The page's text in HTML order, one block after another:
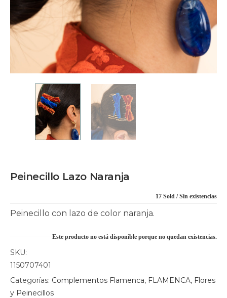
Peinecillo Lazo Naranja
17 Sold Sin existencias
Peinecillo con lazo de color naranja.
Este producto no está disponible porque no quedan existencias.
SKU:
1150707401
Categorías: Complementos Flamenca, FLAMENCA, Flores
y Peinecillos